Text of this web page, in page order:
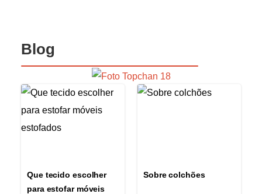
Blog
Que tecido escolher
para estofar móveis
Sobre colchões